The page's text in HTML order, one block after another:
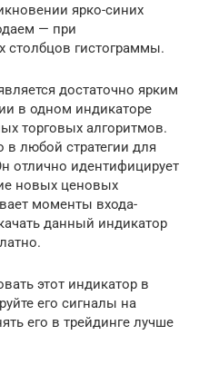
ярко-синих
— при
столбцов гистограммы.
достаточно ярким
в одном индикаторе
торговых алгоритмов.
в любой стратегии для
отлично идентифицирует
новых ценовых
моменты входа-
данный индикатор
этот индикатор в
его сигналы на
его в трейдинге лучше